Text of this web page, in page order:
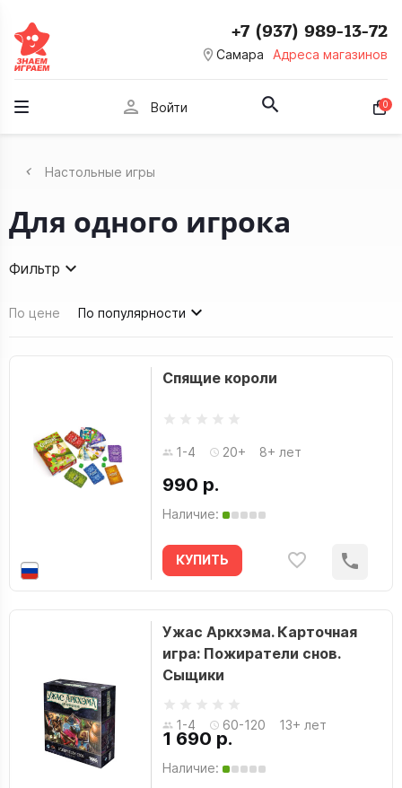
room Самара Адреса магазинов
+7 (937) 989-13-72
person Войти 0
Настольные игры
Для одного игрока
Фильтр
По цене По популярности
Спящие короли
1-4 20+ 8+ лет
990 р.
Наличие:
КУПИТЬ
Ужас Аркхэма. Карточная
игра: Пожиратели снов.
Сыщики
1-4 60-120 13+ лет
1 690 р.
Наличие: